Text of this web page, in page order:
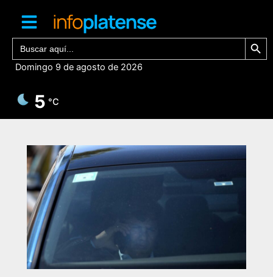
contenido
Buscar: Botón de
Domingo 9 de agosto de 2026
5 °C